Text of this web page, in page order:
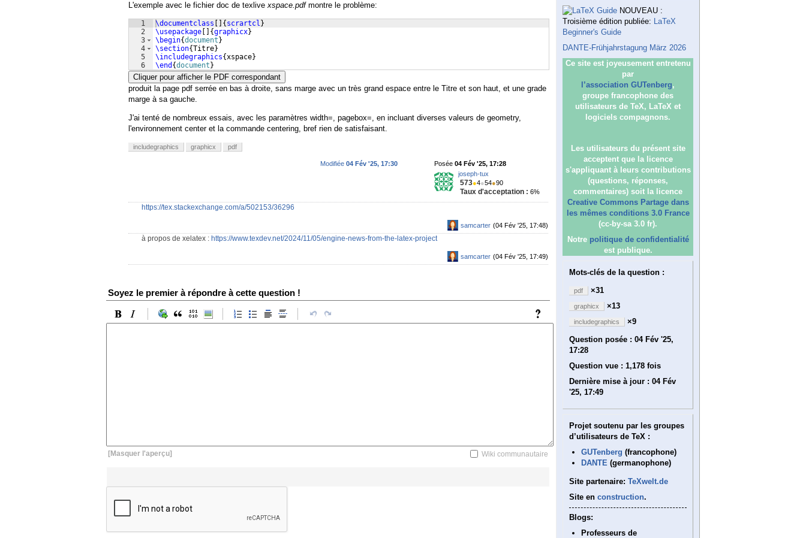
L'exemple avec le fichier doc de texlivexspace.pdfmontre le problème:
1
2
3
4
5
6
\documentclass { scrartcl }
\usepackage
{graphicx}
\begin{document }
\section{Titre}
\includegraphics{xspace}
\end {document }
Cliquer pour afficher le PDF correspondant
produit la page pdf serrée en bas à droite, sans marge avec un très grand espace entre le Titre et son haut, et une grade
marge à sa gauche.
J'ai tenté de nombreux essais, avec les paramètres width=, pagebox=, en incluant diverses valeurs de geometry,
l'environnement center et la commande centering, bref rien de satisfaisant.
includegraphics graphicx pdf
Posée 04 Fév '25, 17:28
joseph-tux
573●4●54●90
Taux d'acceptation : 6%
Modifiée 04 Fév '25, 17:30
https://tex.stackexchange.com/a/502153/36296
(04 Fév '25, 17:48)
samcarter
à propos de xelatex : https://www.texdev.net/2024/11/05/engine-news-from-the-latex-project
(04 Fév '25, 17:49)
samcarter
Soyez le premier à répondre à cette question !
[Masquer l'aperçu] Wiki communautaire
NOUVEAU :
Troisième édition publiée: LaTeX
Beginner's Guide
DANTE-Frühjahrstagung März 2026
Ce site est joyeusement entretenu
par
l’association GUTenberg,
groupe francophone des
utilisateurs de TeX, LaTeX et
logiciels compagnons.
Les utilisateurs du présent site
acceptent que la licence
s'appliquant à leurs contributions
(questions, réponses,
commentaires) soit la licence
Creative Commons Partage dans
les mêmes conditions 3.0 France
(cc-by-sa 3.0 fr).
Notre politique de confidentialité
est publique.
Mots-clés de la question :
pdf ×31
graphicx ×13
includegraphics
×9
Question posée : 04 Fév '25,
17:28
Question vue : 1,178 fois
Dernière mise à jour : 04 Fév
'25, 17:49
Projet soutenu par les groupes
d’utilisateurs de TeX :
GUTenberg (francophone)
DANTE (germanophone)
Site partenaire: TeXwelt.de
Site en construction.
Blogs:
Professeurs de